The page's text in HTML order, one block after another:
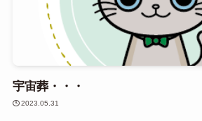
宇宙葬・・・
2023.05.31